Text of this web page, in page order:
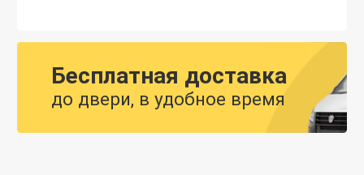
Бесплатная доставка
до двери, в удобное время